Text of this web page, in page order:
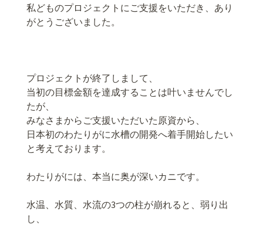
私どものプロジェクトにご支援をいただき、あり
がとうございました。
プロジェクトが終了しまして、
当初の目標金額を達成することは叶いませんでし
たが、
みなさまからご支援いただいた原資から、
日本初のわたりがに水槽の開発へ着手開始したい
と考えております。
わたりがには、本当に奥が深いカニです。
水温、水質、水流の3つの柱が崩れると、弱り出
し、